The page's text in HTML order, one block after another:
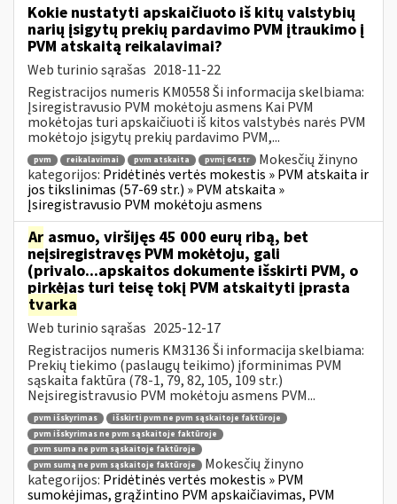
Kokie nustatyti apskaičiuoto iš kitų valstybių
narių įsigytų prekių pardavimo PVM įtraukimo į
PVM atskaitą reikalavimai?
Web turinio sąrašas 2018-11-22
Registracijos numeris KM0558 Ši informacija skelbiama:
Įsiregistravusio PVM mokėtoju asmens Kai PVM
mokėtojas turi apskaičiuoti iš kitos valstybės narės PVM
mokėtojo įsigytų prekių pardavimo PVM,...
pvm reikalavimai pvm atskaita pvmį 64 str
Mokesčių žinyno
kategorijos: Pridėtinės vertės mokestis » PVM atskaita ir
jos tikslinimas (57-69 str.) » PVM atskaita »
Įsiregistravusio PVM mokėtoju asmens
Ar asmuo, viršijęs 45 000 eurų ribą, bet
neįsiregistravęs PVM mokėtoju, gali
(privalo...apskaitos dokumente išskirti PVM, o
pirkėjas turi teisę tokį PVM atskaityti įprasta
tvarka
Web turinio sąrašas 2025-12-17
Registracijos numeris KM3136 Ši informacija skelbiama:
Prekių tiekimo (paslaugų teikimo) įforminimas PVM
sąskaita faktūra (78-1, 79, 82, 105, 109 str.)
Neįsiregistravusio PVM mokėtoju asmens PVM...
pvm išskyrimas
išskirti pvm ne pvm sąskaitoje faktūroje
pvm išskyrimas ne pvm sąskaitoje faktūroje
pvm suma ne pvm sąskaitoje faktūroje
pvm sumą ne pvm sąskaitoje faktūroje
Mokesčių žinyno
kategorijos: Pridėtinės vertės mokestis » PVM
sumokėjimas, grąžintino PVM apskaičiavimas, PVM